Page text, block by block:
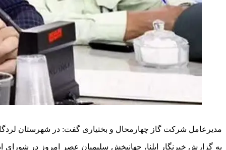
مدیرعامل شرکت گاز چهارمحال و بختیاری گفت: در شهرستان لردگان ۹۰ درصد جمعیت روستایی از نعمت گاز بهره مند